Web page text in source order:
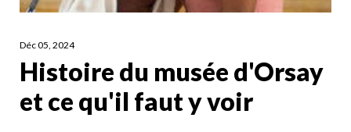
Déc 05, 2024
Histoire du musée d'Orsay
et ce qu'il faut y voir